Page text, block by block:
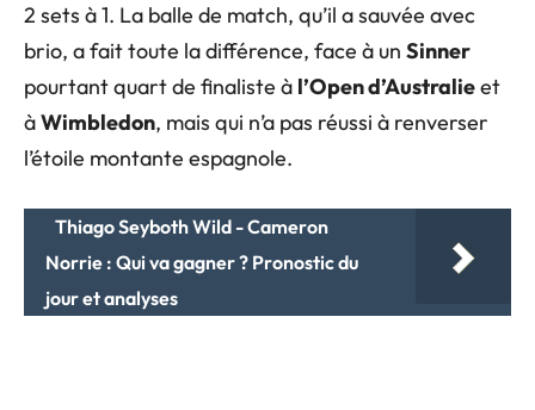
2 sets à 1. La balle de match, qu’il a sauvée avec
brio, a fait toute la différence, face à un Sinner
pourtant quart de finaliste à l’Open d’Australieet
àWimbledon, mais qui n’a pas réussi à renverser
l’étoile montante espagnole.
Thiago Seyboth Wild - Cameron
Norrie : Qui va gagner ? Pronostic du
jour et analyses